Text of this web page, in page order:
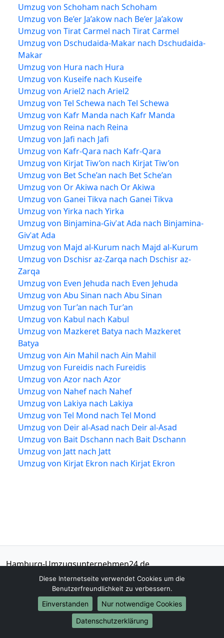
Umzug von Schoham nach Schoham
Umzug von Be’er Ja’akow nach Be’er Ja’akow
Umzug von Tirat Carmel nach Tirat Carmel
Umzug von Dschudaida-Makar nach Dschudaida-
Makar
Umzug von Hura nach Hura
Umzug von Kuseife nach Kuseife
Umzug von Ariel2 nach Ariel2
Umzug von Tel Schewa nach Tel Schewa
Umzug von Kafr Manda nach Kafr Manda
Umzug von Reina nach Reina
Umzug von Jafi nach Jafi
Umzug von Kafr-Qara nach Kafr-Qara
Umzug von Kirjat Tiw’on nach Kirjat Tiw’on
Umzug von Bet Sche’an nach Bet Sche’an
Umzug von Or Akiwa nach Or Akiwa
Umzug von Ganei Tikva nach Ganei Tikva
Umzug von Yirka nach Yirka
Umzug von Binjamina-Givʿat Ada nach Binjamina-
Givʿat Ada
Umzug von Majd al-Kurum nach Majd al-Kurum
Umzug von Dschisr az-Zarqa nach Dschisr az-
Zarqa
Umzug von Even Jehuda nach Even Jehuda
Umzug von Abu Sinan nach Abu Sinan
Umzug von Tur’an nach Tur’an
Umzug von Kabul nach Kabul
Umzug von Mazkeret Batya nach Mazkeret
Batya
Umzug von Ain Mahil nach Ain Mahil
Umzug von Fureidis nach Fureidis
Umzug von Azor nach Azor
Umzug von Nahef nach Nahef
Umzug von Lakiya nach Lakiya
Umzug von Tel Mond nach Tel Mond
Umzug von Deir al-Asad nach Deir al-Asad
Umzug von Bait Dschann nach Bait Dschann
Umzug von Jatt nach Jatt
Umzug von Kirjat Ekron nach Kirjat Ekron
Hamburg-Umzugsunternehmen24.de
Hamburg
040-573092885
info@hamburg-umzugsunternehmen24.de
Diese Internetseite verwendet Cookies um die
Benutzerfreundlichkeit zu verbessern.
Einverstanden
Nur notwendige Cookies
Datenschutzerklärung